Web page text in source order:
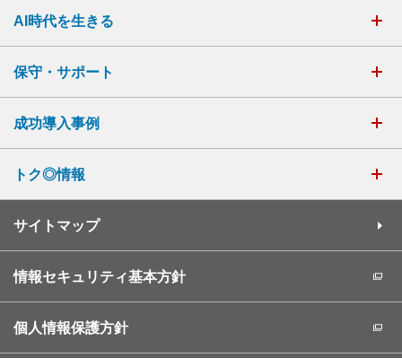
AI時代を生きる
保守・サポート
成功導入事例
トク◎情報
サイトマップ
情報セキュリティ基本方針
個人情報保護方針